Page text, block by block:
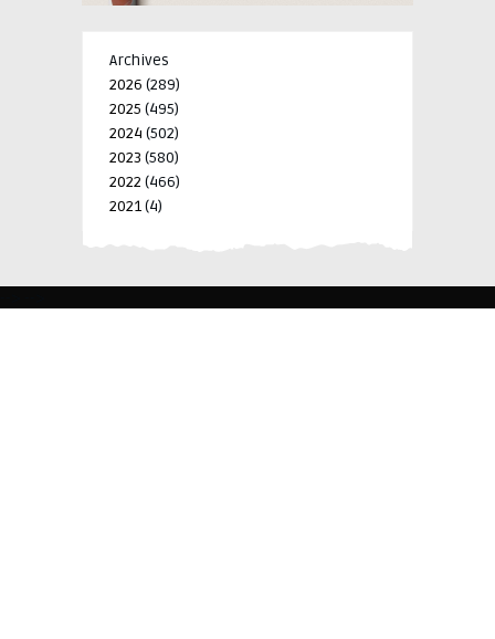
Archives
2026 (289)
2025 (495)
2024 (502)
2023 (580)
2022 (466)
2021(4)